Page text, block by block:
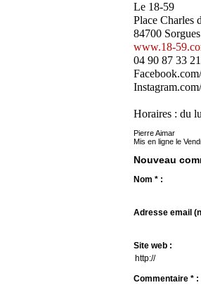
Le 18-59
Place Charles
84700 Sorgues
www.18-
04 90 87 33 21
Horaires : du
Pierre Aimar
Mis en ligne le
Nouveau
Nom * :
Adresse email
Site web :
Commentaire * :